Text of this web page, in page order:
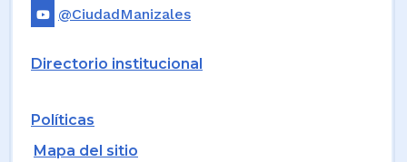
@CiudadManizales
Directorio institucional
Políticas
Mapa del sitio